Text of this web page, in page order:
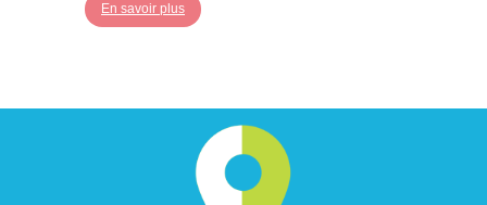
En savoir plus